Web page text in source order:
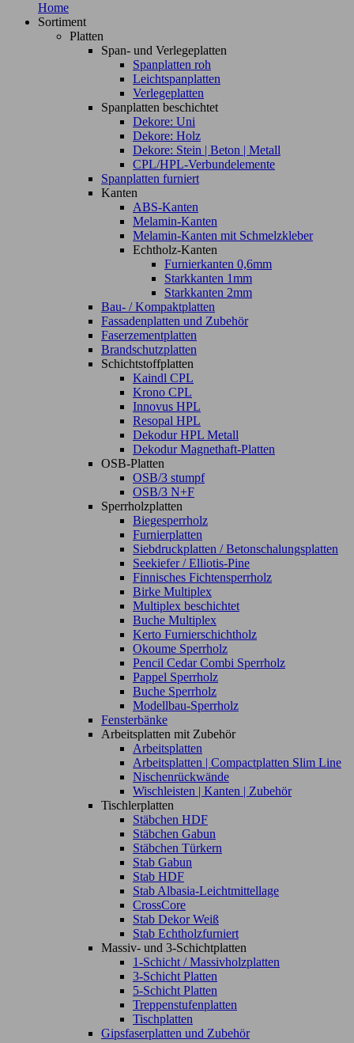
Home
Sortiment
Platten
Span- und Verlegeplatten
Spanplatten roh
Leichtspanplatten
Verlegeplatten
Spanplatten beschichtet
Dekore: Uni
Dekore: Holz
Dekore: Stein | Beton | Metall
CPL/HPL-Verbundelemente
Spanplatten furniert
Kanten
ABS-Kanten
Melamin-Kanten
Melamin-Kanten mit Schmelzkleber
Echtholz-Kanten
Furnierkanten 0,6mm
Starkkanten 1mm
Starkkanten 2mm
Bau- / Kompaktplatten
Fassadenplatten und Zubehör
Faserzementplatten
Brandschutzplatten
Schichtstoffplatten
Kaindl CPL
Krono CPL
Innovus HPL
Resopal HPL
Dekodur HPL Metall
Dekodur Magnethaft-Platten
OSB-Platten
OSB/3 stumpf
OSB/3 N+F
Sperrholzplatten
Biegesperrholz
Furnierplatten
Siebdruckplatten / Betonschalungsplatten
Seekiefer / Elliotis-Pine
Finnisches Fichtensperrholz
Birke Multiplex
Multiplex beschichtet
Buche Multiplex
Kerto Furnierschichtholz
Okoume Sperrholz
Pencil Cedar Combi Sperrholz
Pappel Sperrholz
Buche Sperrholz
Modellbau-Sperrholz
Fensterbänke
Arbeitsplatten mit Zubehör
Arbeitsplatten
Arbeitsplatten | Compactplatten Slim Line
Nischenrückwände
Wischleisten | Kanten | Zubehör
Tischlerplatten
Stäbchen HDF
Stäbchen Gabun
Stäbchen Türkern
Stab Gabun
Stab HDF
Stab Albasia-Leichtmittellage
CrossCore
Stab Dekor Weiß
Stab Echtholzfurniert
Massiv- und 3-Schichtplatten
1-Schicht / Massivholzplatten
3-Schicht Platten
5-Schicht Platten
Treppenstufenplatten
Tischplatten
Gipsfaserplatten und Zubehör